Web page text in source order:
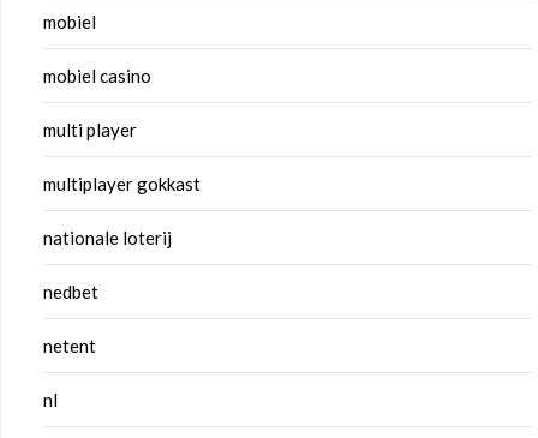
mobiel
mobiel casino
multi player
multiplayer gokkast
nationale loterij
nedbet
netent
nl